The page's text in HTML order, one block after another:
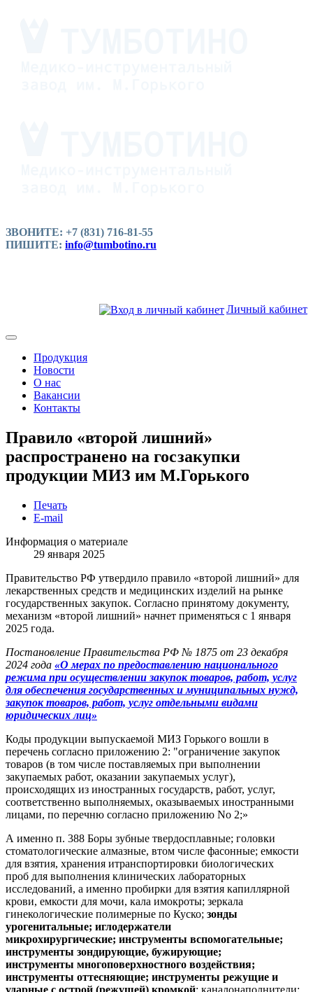
ЗВОНИТЕ: +7 (831) 716-81-55
ПИШИТЕ: info@tumbotino.ru
Личный кабинет
Продукция
Новости
О нас
Вакансии
Контакты
Правило «второй лишний»
распространено на госзакупки
продукции МИЗ им М.Горького
Печать
E-mail
Информация о материале
29 января 2025
Правительство РФ утвердило правило «второй лишний» для
лекарственных средств и медицинских изделий на рынке
государственных закупок. Согласно принятому документу,
механизм «второй лишний» начнет применяться с 1 января
2025 года.
Постановление Правительства РФ № 1875 от 23 декабря
2024 года «О мерах по предоставлению национального
режима при осуществлении закупок товаров, работ, услуг
для обеспечения государственных и муниципальных нужд,
закупок товаров, работ, услуг отдельными видами
юридических лиц»
Коды продукции выпускаемой МИЗ Горького вошли в
перечень согласно приложению 2: "ограничение закупок
товаров (в том числе поставляемых при выполнении
закупаемых работ, оказании закупаемых услуг),
происходящих из иностранных государств, работ, услуг,
соответственно выполняемых, оказываемых иностранными
лицами, по перечню согласно приложению No 2;»
А именно п. 388 Боры зубные твердосплавные; головки
стоматологические алмазные, втом числе фасонные; емкости
для взятия, хранения итранспортировки биологических
проб для выполнения клинических лабораторных
исследований, а именно пробирки для взятия капиллярной
крови, емкости для мочи, кала имокроты; зеркала
гинекологические полимерные по Куско; зонды
урогенитальные; иглодержатели
микрохирургические; инструменты вспомогательные;
инструменты зондирующие, бужирующие;
инструменты многоповерхностного воздействия;
инструменты оттесняющие; инструменты режущие и
ударные с острой (режущей) кромкой; каналонаполнители;